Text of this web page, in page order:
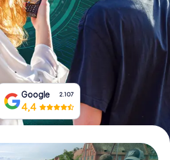
Prenota Biglietti
Acquista i Voucher
Google 2.107
4,4